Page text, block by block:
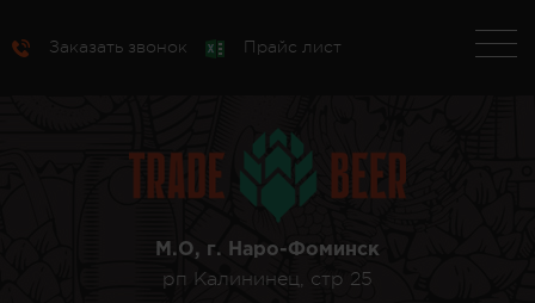
Заказать звонок Прайс лист
М.О, г. Наро-Фоминск
рп Калининец, стр 25